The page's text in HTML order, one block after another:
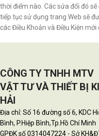
thời điểm nào. Các sửa đổi đó
tiếp tục sử dụng trang Web sẽ
các Điều Khoản và Điều Kiện mới
CÔNG TY TNHH MTV
VẬT TƯ VÀ THIẾT BỊ
HẢI
Địa chỉ: Số 16 đường số 6, KDC
Bình, P.Hiệp Bình,Tp.Hồ Chí Minh
GPĐK số 0314047224 - Sở